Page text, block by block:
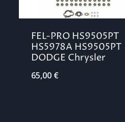
FEL-PRO HS9505PT
HS5978A HS9505PT
DODGE Chrysler
65,00 €